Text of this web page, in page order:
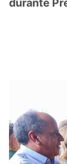
durante